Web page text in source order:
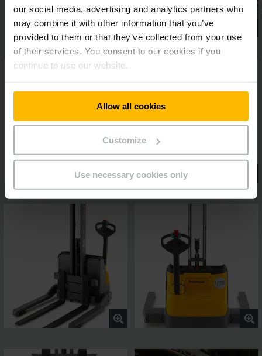
our social media, advertising and analytics partners who
may combine it with other information that you’ve
provided to them or that they’ve collected from your use
of their services. You consent to our cookies if you
continue to use our website.
Allow all cookies
Customize
Use necessary cookies only